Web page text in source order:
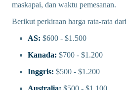
maskapai, dan waktu pemesanan.
Berikut perkiraan harga rata-rata
AS: $600 - $1.500
Kanada: $700 - $1.200
Inggris: $500 - $1.200
Australia: $500 - $1.100